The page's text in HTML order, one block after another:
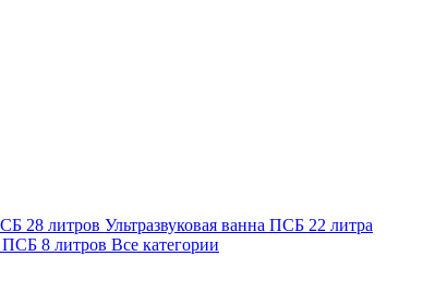
28 литров Ультразвуковая ванна ПСБ 22 литра
ПСБ 8 литров Все категории